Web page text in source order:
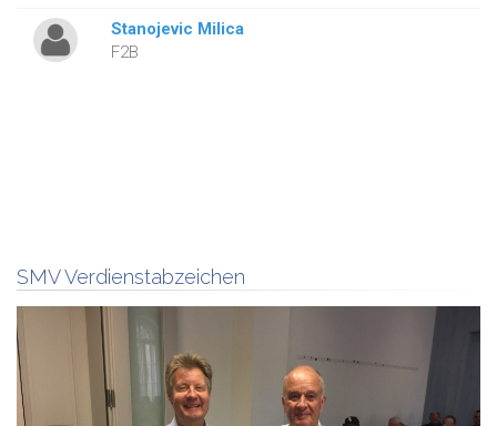
Stanojevic Milica
F2B
SMV Verdienstabzeichen